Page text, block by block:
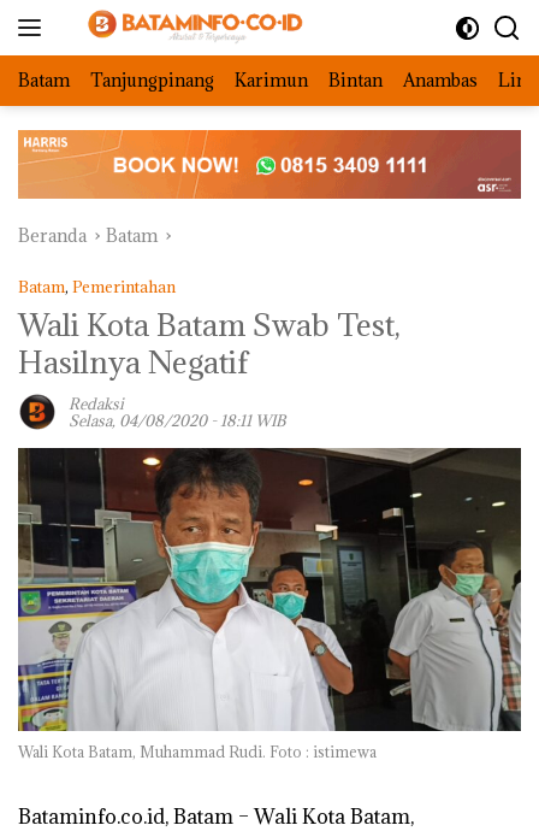
Batam Tanjungpinang Karimun Bintan Anambas
Beranda Batam
Batam, Pemerintahan
Wali Kota Batam Swab Test,
Hasilnya Negatif
Redaksi
Selasa, 04/08/2020 - 18:11 WIB
Wali Kota Batam, Muhammad Rudi. Foto : istimewa
Bataminfo.co.id, Batam – Wali Kota Batam,